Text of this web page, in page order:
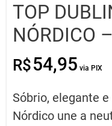
TOP
NÓRDICO
R$54,95
é:
Sóbrio, elegante
Nórdico une a